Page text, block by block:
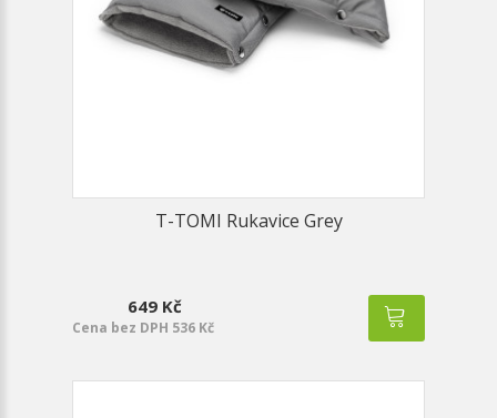
T-TOMI Rukavice Grey
649 Kč
Cena bez DPH 536 Kč